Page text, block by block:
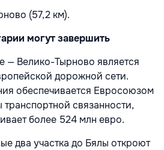
(57,2 км).
могут завершить
— Велико-Тырново является
дорожной сети.
обеспечивается Евросоюзом
связанности,
более 524 млн евро.
два участка до Бялы откроют